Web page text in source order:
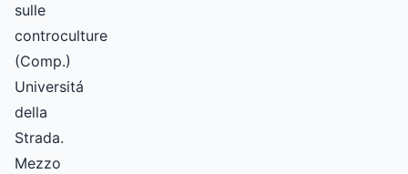
sulle
controculture
(Comp.)
Universitá
della
Strada.
Mezzo